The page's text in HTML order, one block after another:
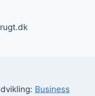
Business